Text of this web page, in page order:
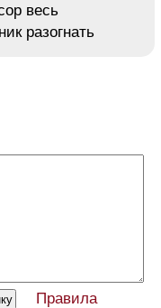
весь
разогнать
Правила